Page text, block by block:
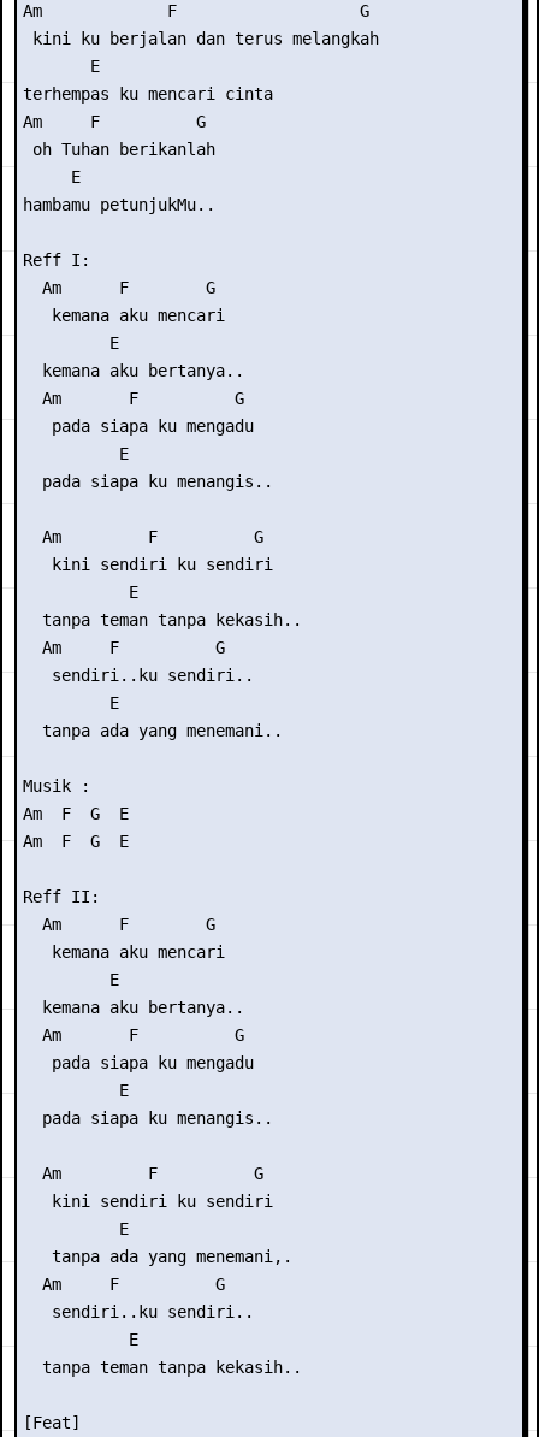
Am             F                   G
kini ku berjalan dan terus melangkah
       E
terhempas ku mencari cinta
Am     F          G
oh Tuhan berikanlah
     E
hambamu petunjukMu..
Reff I:
  Am      F        G
   kemana aku mencari
         E
  kemana aku bertanya..
  Am       F          G
   pada siapa ku mengadu
          E
  pada siapa ku menangis..
  Am         F          G
   kini sendiri ku sendiri
           E
  tanpa teman tanpa kekasih..
  Am     F          G
   sendiri..ku sendiri..
         E
  tanpa ada yang menemani..
Musik :
Am  F  G  E
Am  F  G  E
Reff II:
  Am      F        G
   kemana aku mencari
         E
  kemana aku bertanya..
  Am       F          G
   pada siapa ku mengadu
          E
  pada siapa ku menangis..
  Am         F          G
   kini sendiri ku sendiri
          E
   tanpa ada yang menemani,.
  Am     F          G
   sendiri..ku sendiri..
           E
  tanpa teman tanpa kekasih..
[Feat]